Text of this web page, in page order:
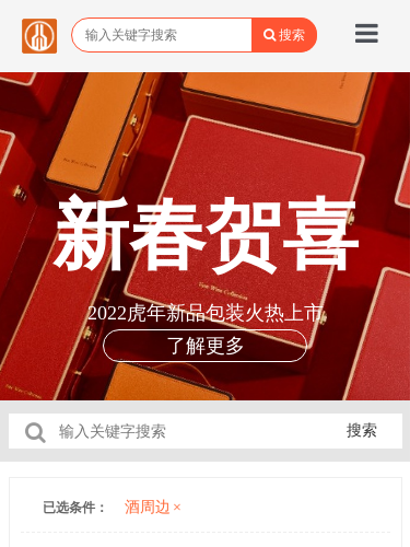
搜索
首页
品牌馆
所有商
关于野
野城动
联系我
新春贺喜
了解更多
2022虎年新品包装火热上市
搜索
已选条件： 酒周边 ×